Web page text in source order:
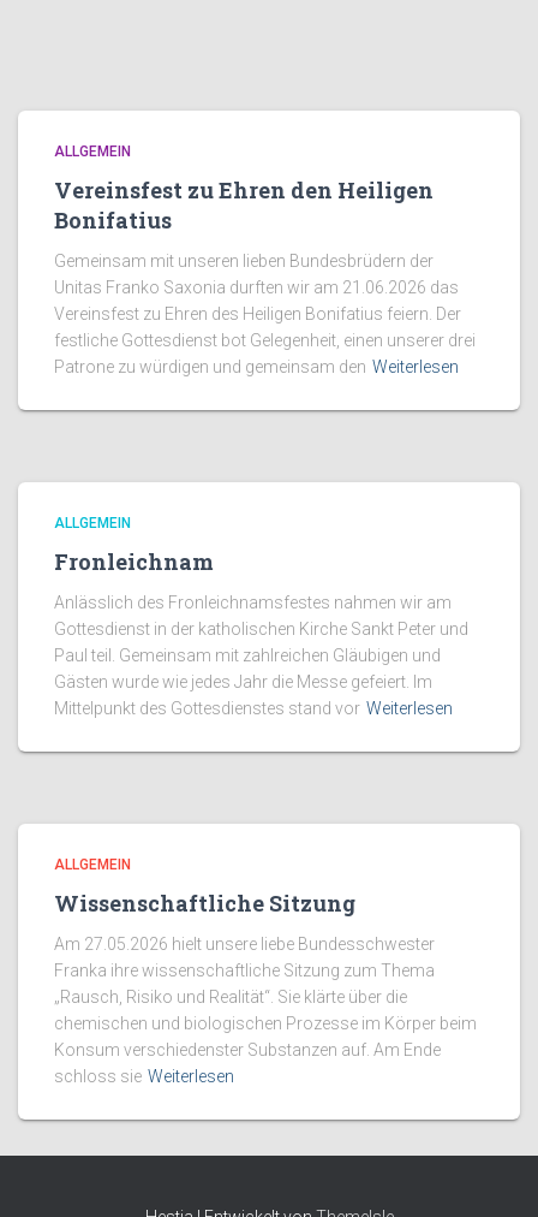
ALLGEMEIN
Vereinsfest zu Ehren den Heiligen
Bonifatius
Gemeinsam mit unseren lieben Bundesbrüdern der
Unitas Franko Saxonia durften wir am 21.06.2026 das
Vereinsfest zu Ehren des Heiligen Bonifatius feiern. Der
festliche Gottesdienst bot Gelegenheit, einen unserer drei
Patrone zu würdigen und gemeinsam den Weiterlesen
ALLGEMEIN
Fronleichnam
Anlässlich des Fronleichnamsfestes nahmen wir am
Gottesdienst in der katholischen Kirche Sankt Peter und
Paul teil. Gemeinsam mit zahlreichen Gläubigen und
Gästen wurde wie jedes Jahr die Messe gefeiert. Im
Mittelpunkt des Gottesdienstes stand vor Weiterlesen
ALLGEMEIN
Wissenschaftliche Sitzung
Am 27.05.2026 hielt unsere liebe Bundesschwester
Franka ihre wissenschaftliche Sitzung zum Thema
„Rausch, Risiko und Realität“. Sie klärte über die
chemischen und biologischen Prozesse im Körper beim
Konsum verschiedenster Substanzen auf. Am Ende
schloss sie Weiterlesen